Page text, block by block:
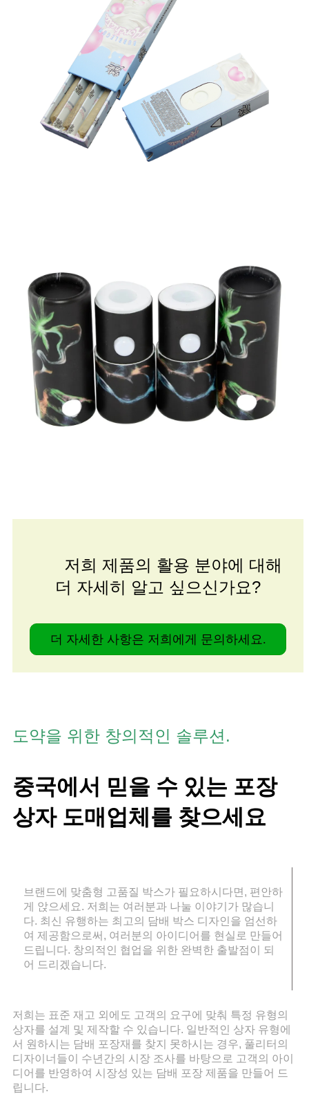
저희 제품의 활용 분야에 대해
더 자세히 알고 싶으신가요?
더 자세한 사항은 저희에게 문의하세요.
도약을 위한 창의적인 솔루션.
중국에서 믿을 수 있는 포장
상자 도매업체를 찾으세요
브랜드에 맞춤형 고품질 박스가 필요하시다면, 편안하
게 앉으세요. 저희는 여러분과 나눌 이야기가 많습니
다. 최신 유행하는 최고의 담배 박스 디자인을 엄선하
여 제공함으로써, 여러분의 아이디어를 현실로 만들어
드립니다. 창의적인 협업을 위한 완벽한 출발점이 되
어 드리겠습니다.
저희는 표준 재고 외에도 고객의 요구에 맞춰 특정 유형의
상자를 설계 및 제작할 수 있습니다. 일반적인 상자 유형에
서 원하시는 담배 포장재를 찾지 못하시는 경우, 풀리터의
디자이너들이 수년간의 시장 조사를 바탕으로 고객의 아이
디어를 반영하여 시장성 있는 담배 포장 제품을 만들어 드
립니다.